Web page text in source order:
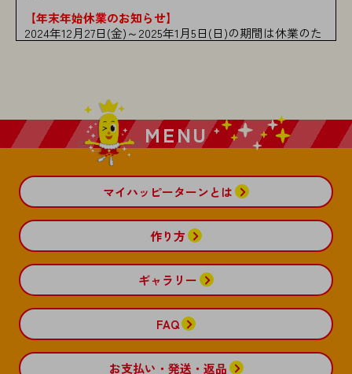
【年末年始休業のお知らせ】
2024年12月27日(金)～2025年1月5日(日)の期間は休業のた
ますが、何卒ご了承の程宜しくお願い申し上げます。
※ご注文に関してましては通常通り受け付けしておりま
す。
受験、バレンタインのフレーム・スタンプを追加しまし
2024-11-01
冬、クリスマス、正月のスタンプ・フレーム素材を追加
しました。
秋、ハロウィンのスタンプ・フレーム素材を追加しまし
た。
2024-05-13
父の日、夏のスタンプ・フレーム素材を追加しました。
MENU
マイハッピーターンとは
作り方
ギャラリー
FAQ
お支払い・発送・返品